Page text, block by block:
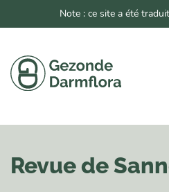
Note : ce site a été
Revue de